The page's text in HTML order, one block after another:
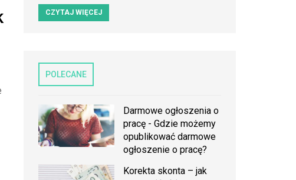
CZYTAJ WIĘCEJ
POLECANE
Darmowe ogłoszenia o
pracę - Gdzie możemy
opublikować darmowe
ogłoszenie o pracę?
Korekta skonta – jak